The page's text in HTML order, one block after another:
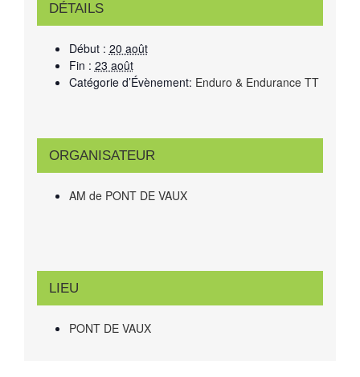
DÉTAILS
Début : 20 août
Fin : 23 août
Catégorie d’Évènement: Enduro & Endurance TT
ORGANISATEUR
AM de PONT DE VAUX
LIEU
PONT DE VAUX